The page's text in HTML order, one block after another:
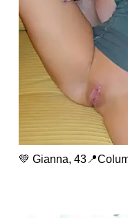
💚 Gianna,